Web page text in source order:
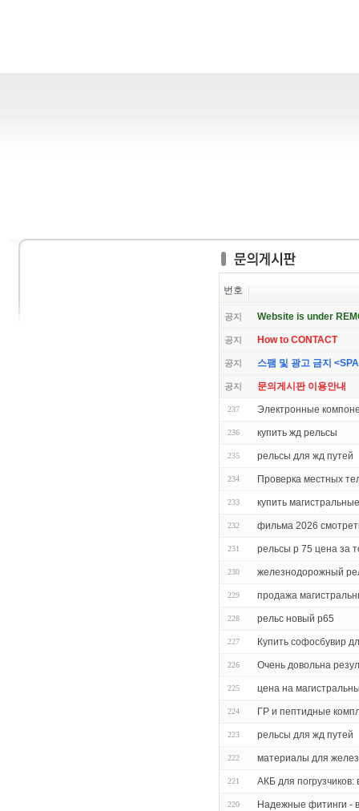
번호
공지 Website is under
공지 How to CONTACT
공지 스팸 및 광고 금지
공지 문의게시판 이용안내
237 Электронные
236 купить жд рельсы
235 рельсы для жд путей
234 Проверка местных
233 купить
232 фильма 2026
231 рельсы р 75 цена за
230 железнодорожный
229 продажа
228 рельс новый р65
227 Купить софосбувир
226 Очень довольна
225 цена на
224 ГР и пептидные
223 рельсы для жд путей
222 материалы для
221 АКБ для
220 Надежные фитинги -